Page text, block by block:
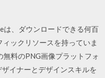
、ダウンロードできる何百
ックリソースを持っていま
料のPNG画像プラットフォ
イナーとデザインスキルを